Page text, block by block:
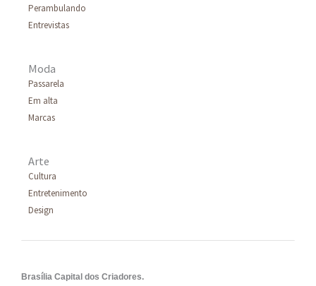
Perambulando
Entrevistas
Moda
Passarela
Em alta
Marcas
Arte
Cultura
Entretenimento
Design
Brasília Capital dos Criadores.